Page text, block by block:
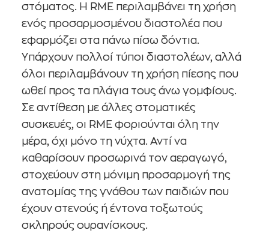
στόματος. Η RME περιλαμβάνει τη χρήση
ενός προσαρμοσμένου διαστολέα που
εφαρμόζει στα πάνω πίσω δόντια.
Υπάρχουν πολλοί τύποι διαστολέων, αλλά
όλοι περιλαμβάνουν τη χρήση πίεσης που
ωθεί προς τα πλάγια τους άνω γομφίους.
Σε αντίθεση με άλλες στοματικές
συσκευές, οι RME φοριούνται όλη την
μέρα, όχι μόνο τη νύχτα. Αντί να
καθαρίσουν προσωρινά τον αεραγωγό,
στοχεύουν στη μόνιμη προσαρμογή της
ανατομίας της γνάθου των παιδιών που
έχουν στενούς ή έντονα τοξωτούς
σκληρούς ουρανίσκους.